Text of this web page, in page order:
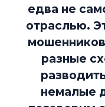
едва не
отраслью.
разные
немалые